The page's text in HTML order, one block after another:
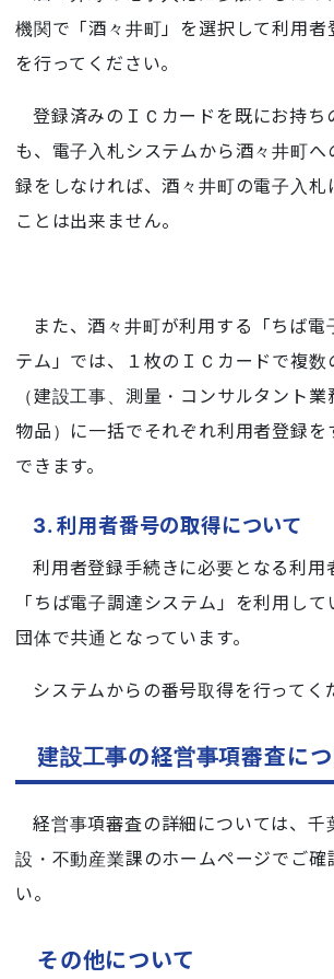
機関で「酒々井町」を選択して利用者
を行ってください。
登録済みのＩＣカードを既にお持ち
も、電子入札システムから酒々井町へ
録をしなければ、酒々井町の電子入札
ことは出来ません。
また、酒々井町が利用する「ちば電
テム」では、１枚のＩＣカードで複数
（建設工事、測量・コンサルタント業
物品）に一括でそれぞれ利用者登録を
できます。
3. 利用者番号の取得について
利用者登録手続きに必要となる利用
「ちば電子調達システム」を利用して
団体で共通となっています。
システムからの番号取得を行ってく
建設工事の経営事項審査につ
経営事項審査の詳細については、千
設・不動産業課のホームページでご確
い。
その他について